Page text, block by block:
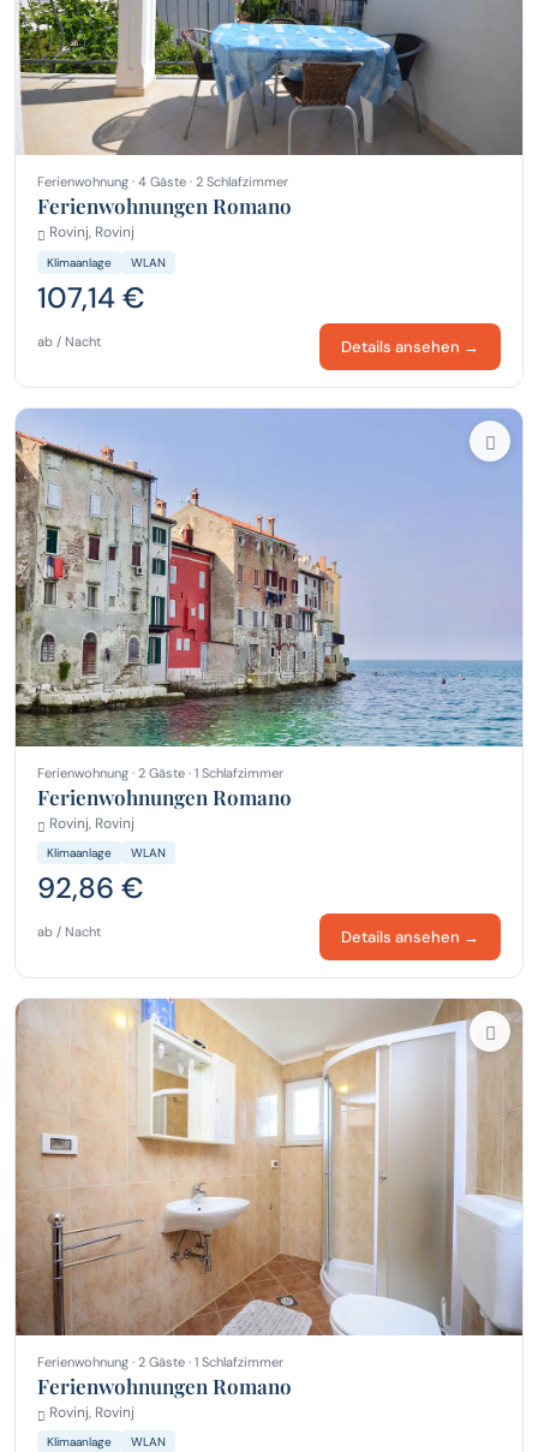
Ferienwohnung · 4 Gäste · 2 Schlafzimmer
Ferienwohnungen Romano
Rovinj, Rovinj
Klimaanlage WLAN
107,14 €
ab / Nacht Details ansehen →
Ferienwohnung · 2 Gäste · 1 Schlafzimmer
Ferienwohnungen Romano
Rovinj, Rovinj
Klimaanlage WLAN
92,86 €
ab / Nacht Details ansehen →
Ferienwohnung · 2 Gäste · 1 Schlafzimmer
Ferienwohnungen Romano
Rovinj, Rovinj
Klimaanlage WLAN